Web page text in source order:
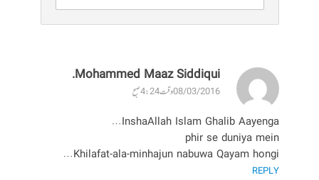
Mohammed Maaz Siddiqui.
08/03/2016 وقت 4:24 صبح
InshaAllah Islam Ghalib Aayenga…
phir se duniya mein
Khilafat-ala-minhajun nabuwa Qayam hongi…
REPLY